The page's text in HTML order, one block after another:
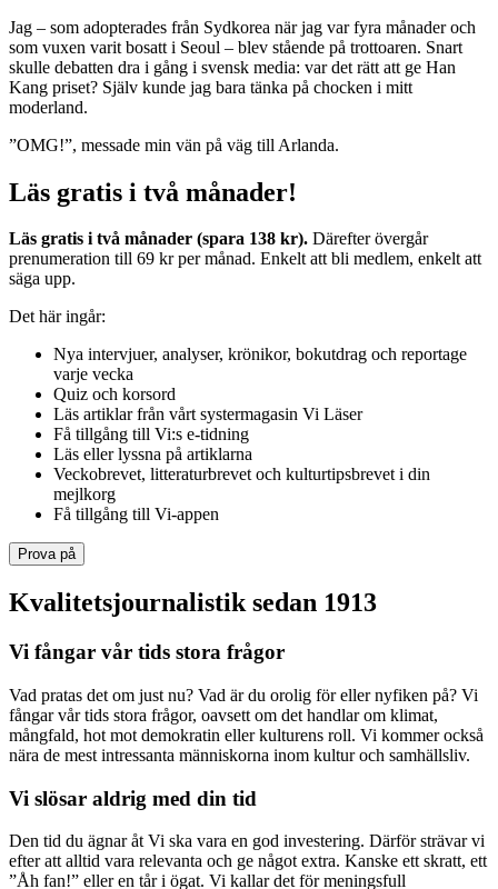
Jag – som adopterades från Sydkorea när jag var fyra månader och
som vuxen varit bosatt i Seoul – blev stående på trottoaren. Snart
skulle debatten dra i gång i svensk media: var det rätt att ge Han
Kang priset? Själv kunde jag bara tänka på chocken i mitt
moderland.
”OMG!”, messade min vän på väg till Arlanda.
Läs gratis i två månader!
Läs gratis i två månader (spara 138 kr). Därefter övergår
prenumeration till 69 kr per månad. Enkelt att bli medlem, enkelt att
säga upp.
Det här ingår:
Nya intervjuer, analyser, krönikor, bokutdrag och reportage
varje vecka
Quiz och korsord
Läs artiklar från vårt systermagasin Vi Läser
Få tillgång till Vi:s e-tidning
Läs eller lyssna på artiklarna
Veckobrevet, litteraturbrevet och kulturtipsbrevet i din
mejlkorg
Få tillgång till Vi-appen
Prova på
Kvalitetsjournalistik sedan 1913
Vi fångar vår tids stora frågor
Vad pratas det om just nu? Vad är du orolig för eller nyfiken på? Vi
fångar vår tids stora frågor, oavsett om det handlar om klimat,
mångfald, hot mot demokratin eller kulturens roll. Vi kommer också
nära de mest intressanta människorna inom kultur och samhällsliv.
Vi slösar aldrig med din tid
Den tid du ägnar åt Vi ska vara en god investering. Därför strävar vi
efter att alltid vara relevanta och ge något extra. Kanske ett skratt, ett
”Åh fan!” eller en tår i ögat. Vi kallar det för meningsfull